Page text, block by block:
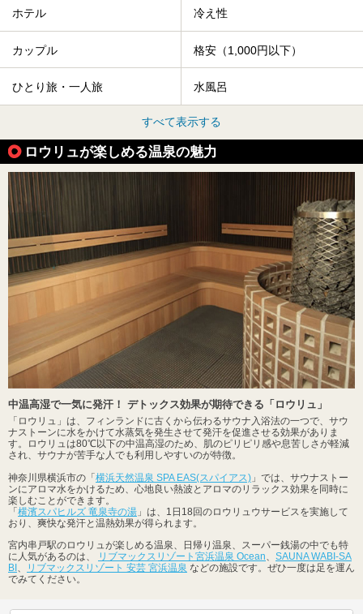
ホテル 冷え性
カップル 格安（1,000円以下）
ひとり旅・一人旅 水風呂
すべて表示する
ロウリュが楽しめる温泉の魅力
中温高湿で一気に発汗！ デトックス効果が期待できる「ロウリュ」
「ロウリュ」は、フィンランドに古くから伝わるサウナ入浴法の一つで、サウ
ナストーンに水をかけて水蒸気を発生させて発汗を促進させる効果がありま
す。ロウリュは80℃以下の中温高湿のため、肌のピリピリ感や息苦しさが軽減
され、サウナが苦手な人でも利用しやすいのが特徴。
神奈川県横浜市の「 横浜天然温泉 SPA EAS(スパイアス) 」では、サウナストー
ンにアロマ水をかけるため、心地良い熱波とアロマのリラックス効果を同時に
楽しむことができます。
「 横濱スパヒルズ 竜泉寺の湯 」は、1日18回のロウリュウサービスを実施して
おり、爽快な発汗と温熱効果が得られます。
宮内串戸駅のロウリュが楽しめる温泉、日帰り温泉、スーパー銭湯の中でも特
に人気があるのは、
リブマックスリゾート宮浜温泉 Ocean、 SAUNA WABI-SA
BI 、 リブマックスリゾート 安芸 宮浜温泉 などの施設です。ぜひ一度は足を運ん
でみてください。